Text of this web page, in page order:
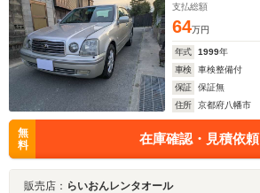
支払総額
64万円
年式 1999年
車検
車検整備付
保証
保証無
住所
京都府八幡市
無
料
在庫確認・見積依頼
販売店： らいおんレンタオール